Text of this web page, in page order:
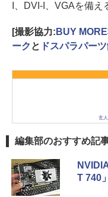
I、DVI-I、VGAを備え
[撮影協力: BUY
ーク と ドスパラパー
玄
編集部のおすすめ記
T 740